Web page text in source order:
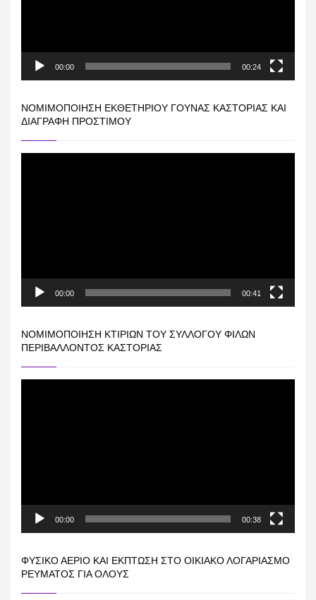
00:00 00:24
ΝΟΜΙΜΟΠΟΊΗΣΗ ΕΚΘΕΤΗΡΊΟΥ ΓΟΎΝΑΣ ΚΑΣΤΟΡΙΆΣ ΚΑΙ
ΔΙΑΓΡΑΦΉ ΠΡΟΣΤΊΜΟΥ
00:00 00:41
ΝΟΜΙΜΟΠΟΊΗΣΗ ΚΤΙΡΊΩΝ ΤΟΥ ΣΥΛΛΌΓΟΥ ΦΊΛΩΝ
ΠΕΡΙΒΆΛΛΟΝΤΟΣ ΚΑΣΤΟΡΙΆΣ
00:00 00:38
ΦΥΣΙΚΌ ΑΈΡΙΟ ΚΑΙ ΕΚΠΤΩΣΗ ΣΤΟ ΟΙΚΙΑΚΌ ΛΟΓΑΡΙΑΣΜΌ
ΡΕΎΜΑΤΟΣ ΓΙΑ ΟΛΟΥΣ